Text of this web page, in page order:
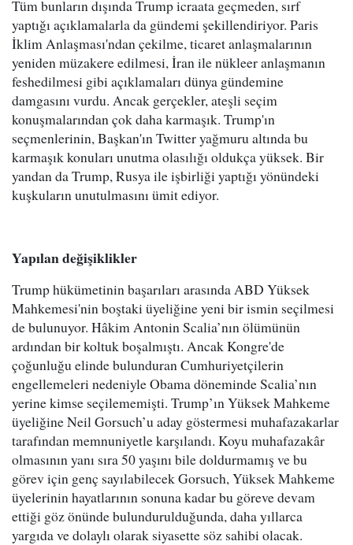
Tüm bunların dışında Trump icraata geçmeden, sırf
yaptığı açıklamalarla da gündemi şekillendiriyor. Paris
İklim Anlaşması'ndan çekilme, ticaret anlaşmalarının
yeniden müzakere edilmesi, İran ile nükleer anlaşmanın
feshedilmesi gibi açıklamaları dünya gündemine
damgasını vurdu. Ancak gerçekler, ateşli seçim
konuşmalarından çok daha karmaşık. Trump'ın
seçmenlerinin, Başkan'ın Twitter yağmuru altında bu
karmaşık konuları unutma olasılığı oldukça yüksek. Bir
yandan da Trump, Rusya ile işbirliği yaptığı yönündeki
kuşkuların unutulmasını ümit ediyor.
Yapılan değişiklikler
Trump hükümetinin başarıları arasında ABD Yüksek
Mahkemesi'nin boştaki üyeliğine yeni bir ismin seçilmesi
de bulunuyor. Hâkim Antonin Scalia’nın ölümünün
ardından bir koltuk boşalmıştı. Ancak Kongre'de
çoğunluğu elinde bulunduran Cumhuriyetçilerin
engellemeleri nedeniyle Obama döneminde Scalia’nın
yerine kimse seçilememişti. Trump’ın Yüksek Mahkeme
üyeliğine Neil Gorsuch’u aday göstermesi muhafazakarlar
tarafından memnuniyetle karşılandı. Koyu muhafazakâr
olmasının yanı sıra 50 yaşını bile doldurmamış ve bu
görev için genç sayılabilecek Gorsuch, Yüksek Mahkeme
üyelerinin hayatlarının sonuna kadar bu göreve devam
ettiği göz önünde bulundurulduğunda, daha yıllarca
yargıda ve dolaylı olarak siyasette söz sahibi olacak.